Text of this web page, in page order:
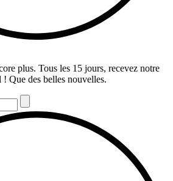
plus. Tous les 15 jours, recevez notre
Que des belles nouvelles.